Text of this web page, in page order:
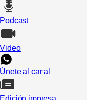
Podcast
Video
Únete al canal
Edición impresa